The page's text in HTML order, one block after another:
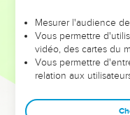
leur foi ou leur vision.
et les saisons difficiles
sont
Dans cette conférence,
clés pour avancer avec
Mesurer l'audience
Vous permettre
vidéo, des cartes du
Vous permettre
relation aux